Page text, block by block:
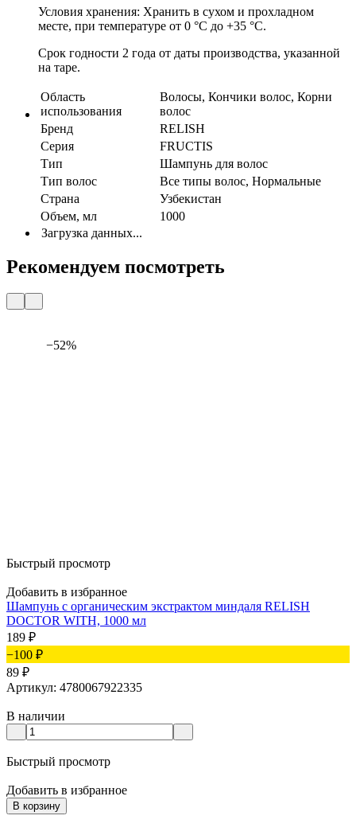
Условия хранения: Хранить в сухом и прохладном
месте, при температуре от 0 °С до +35 °C.
Срок годности 2 года от даты производства, указанной
на таре.
Область
использования
Волосы, Кончики волос, Корни
волос
Бренд
RELISH
Серия
FRUСTIS
Тип
Шампунь для волос
Тип волос
Все типы волос, Нормальные
Страна
Узбекистан
Объем, мл
1000
Загрузка данных...
Рекомендуем посмотреть
−52%
Быстрый просмотр
Добавить в избранное
Шампунь с органическим экстрактом миндаля RELISH
DOCTOR WITH, 1000 мл
189 ₽
−100 ₽
89 ₽
Артикул: 4780067922335
В наличии
Быстрый просмотр
Добавить в избранное
В корзину